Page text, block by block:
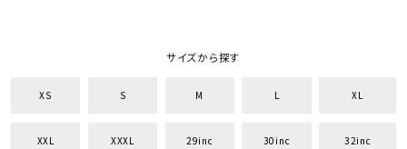
サイズから探す
XS S M L XL
XXL XXXL 29inc 30inc 32inc